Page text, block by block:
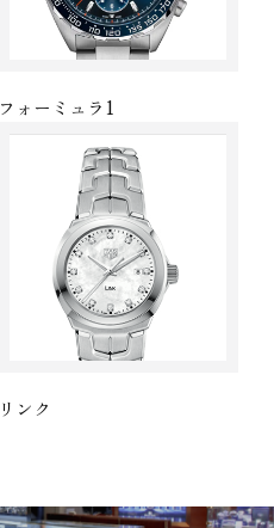
フォーミュラ1
リンク